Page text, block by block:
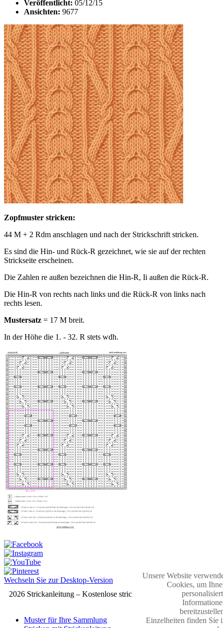
Veröffentlicht: 05/12/15
Ansichten: 9677
Zopfmuster stricken:
44 M + 2 Rdm anschlagen und nach der Strickschrift stricken.
Es sind die Hin- und Rück-R gezeichnet, wie sie auf der rechten
Strickseite erscheinen.
Die Zahlen re außen bezeichnen die Hin-R, Ii außen die Rück-R.
Die Hin-R von rechts nach links und die Rück-R von links nach
rechts lesen.
Mustersatz = 17 M breit.
In der Höhe die 1. - 32. R stets wdh.
Wechseln Sie zur Desktop-Version
2026 Strickanleitung – Kostenlose strickmuster
Muster für Ihre Sammlung
Unsere Website
Cookies, um
Einzelheiten finden Sie